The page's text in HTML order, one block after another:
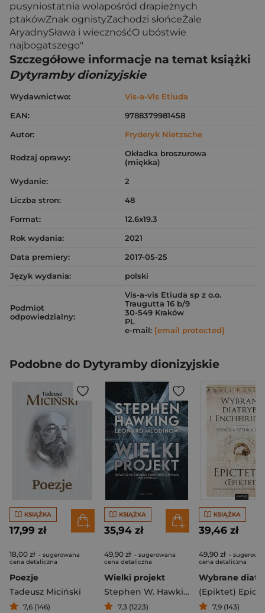
pusyniostatnia wolapośród drapieżnych
ptakówZnak ognistyZachodzi słońceŻale
AryadnySława i wiecznośćO ubóstwie
najbogatszego"
Szczegółowe informacje na temat książki
Dytyramby dionizyjskie
Wydawnictwo:
Vis-a-Vis Etiuda
EAN:
9788379981458
Autor:
Fryderyk Nietzsche
Rodzaj oprawy:
Okładka broszurowa
(miękka)
Wydanie:
2
Liczba stron:
48
Format:
12.6x19.3
Rok wydania:
2021
Data premiery:
2017-05-25
Język wydania:
polski
Podmiot
odpowiedzialny:
Vis-a-vis Etiuda sp z o.o.
Traugutta 16 b/9
30-549 Kraków
PL
e-mail: [email protected]
Podobne do Dytyramby dionizyjskie
KSIĄŻKA
17,99 zł
18,00 zł - sugerowana
cena detaliczna
Poezje
Tadeusz Miciński
7,6 (146)
KSIĄŻKA
35,94 zł
49,90 zł - sugerowana
cena detaliczna
Wielki projekt
Stephen W. Hawking
Leonard
7,3 (1223)
KSIĄŻKA
39,46 zł
49,90 zł -
cena detaliczna
(Epiktet)
7,9 (143)